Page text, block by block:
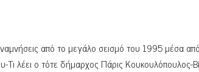
από το μεγάλο σεισμό του 1995 μέσα
λέει ο τότε δήμαρχος Πάρις Κουκουλόπουλος-